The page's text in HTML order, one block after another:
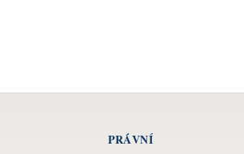
PRÁVNÍ